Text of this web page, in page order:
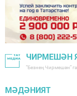
ЧИРМЕШӘН
"Безнең Чирмешән"
МӘДӘНИЯТ